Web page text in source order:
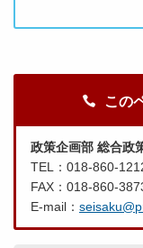
この
政策企画部 総合政
TEL：018-860-
FAX：018-860-
E-mail：